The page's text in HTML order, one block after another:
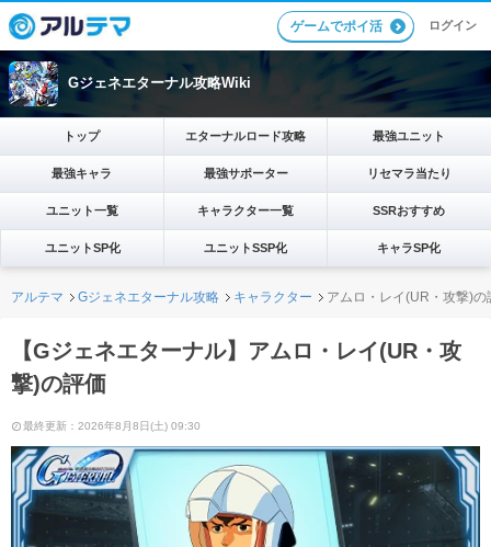
ゲームでポイ活 ログイン
Gジェネエターナル攻略Wiki
トップ エターナルロード攻略 最強ユニット
最強キャラ 最強サポーター リセマラ当たり
ユニット一覧 キャラクター一覧 SSRおすすめ
ユニットSP化 ユニットSSP化 キャラSP化
アルテマ Gジェネエターナル攻略 キャラクター アムロ・レイ(UR・攻撃)の
【Gジェネエターナル】アムロ・レイ(UR・攻
撃)の評価
最終更新：2026年8月8日(土) 09:30